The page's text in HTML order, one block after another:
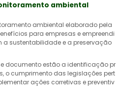
ambiental
ambiental elaborado pela
para empresas e empreendi
a sustentabilidade e a preservação
documento estão a identificação pr
o cumprimento das legislações pert
ações corretivas e preventiv